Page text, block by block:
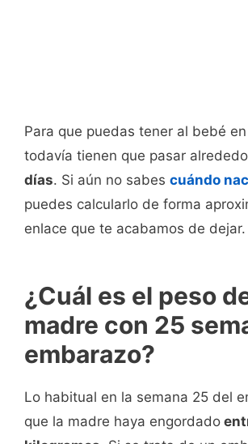
Para que puedas tener al bebé
todavía tienen que pasar
días. Si aún no sabes cuándo
puedes calcularlo de forma
enlace que te acabamos de dejar.
¿Cuál es el peso
madre con 25
embarazo?
Lo habitual en la semana 25 del
que la madre haya engordado